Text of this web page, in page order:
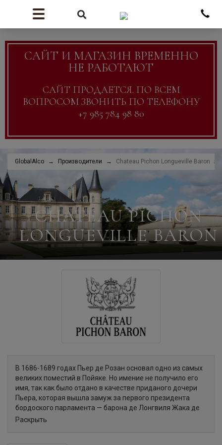
САЙТ И МАГАЗИН ВРЕМЕННО
НЕ РАБОТАЮТ
САЙТ ПРОДАЕТСЯ. ПО ВСЕМ
ВОПРОСОМ ЗВОНИТЬ ПО ТЕЛЕФОНУ
+7 985 784 98 80
GlobalAlco Производители Chateau Pichon Longueville Baron
CHATEAU PICHON
LONGUEVILLE BARON
В 1686-1689 годах Пьер де Розан основал одно из самых
великих поместий в Пойяке. Но имение не получило его
имя, так как было отдано в качестве приданого дочери
Пьера, которая вышла замуж за первого президента
бордоского парламента — барона де Лонгвиля Жака де
Пишона. В течение 250 лет этот один из самых больших
Раскрыть